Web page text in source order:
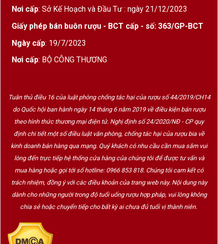
Nơi cấp: Sở Kế Hoạch và Đầu Tư : ngày 21/12/2023
Giấy phép bán buôn rượu - BCT cấp - số: 363/GP-BCT
Ngày cấp: 19/7/2023
Nơi cấp: BỘ CÔNG THƯƠNG
Tuân thủ điều 16 của luật phòng chống tác hại của rượu số 44/2019/CH14
do Quốc hội ban hành ngày 14 tháng 6 năm 2019 về điều kiện bán rượu
theo hình thức thương mại điện tử. Nghị định số 24/2020/NĐ - CP quy
định chi tiết một số điều luật văn phòng, chống tác hại của rượu bia về
kinh doanh bán hàng qua mạng. Quý khách có nhu cầu cần mua sắm vui
lòng đến trực tiếp hệ thống cửa hàng của chúng tôi để được tư vấn và
mua hàng hoặc gọi tới số hotline: 0966 853 818. Chúng tôi cam kết có
trách nhiệm, đồng ý với các điều khoản của trang web này. Nội dung này
dành cho những người trong độ tuổi uống rượu hợp pháp, vui lòng không
chia sẻ hoặc chuyển tiếp cho bất kỳ ai chưa đủ tuổi vị thành niên.